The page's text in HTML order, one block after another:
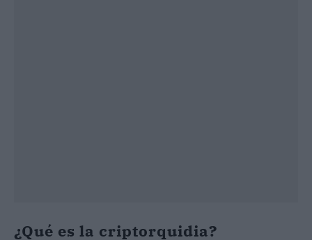
¿Qué es la criptorquidia?